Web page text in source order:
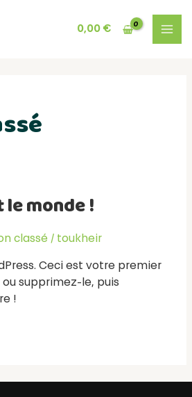
0,00 €
monde !
classé / toukheir
Ceci est votre premier
supprimez-le, puis
!